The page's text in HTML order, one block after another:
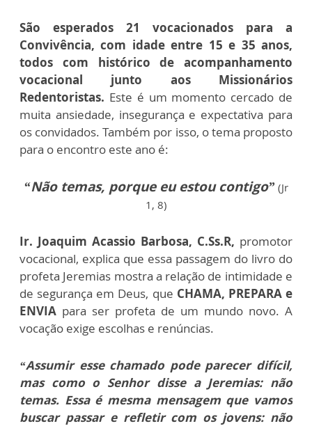
São esperados 21 vocacionados para a
Convivência, com idade entre 15 e 35 anos,
todos com histórico de acompanhamento
vocacional junto aos Missionários
Redentoristas. Este é um momento cercado de
muita ansiedade, insegurança e expectativa para
os convidados. Também por isso, o tema proposto
para o encontro este ano é:
“Não temas, porque eu estou contigo” (Jr
1, 8)
Ir. Joaquim Acassio Barbosa, C.Ss.R, promotor
vocacional, explica que essa passagem do livro do
profeta Jeremias mostra a relação de intimidade e
de segurança em Deus, que CHAMA, PREPARA e
ENVIA para ser profeta de um mundo novo. A
vocação exige escolhas e renúncias.
“Assumir esse chamado pode parecer difícil,
mas como o Senhor disse a Jeremias: não
temas. Essa é mesma mensagem que vamos
buscar passar e refletir com os jovens: não